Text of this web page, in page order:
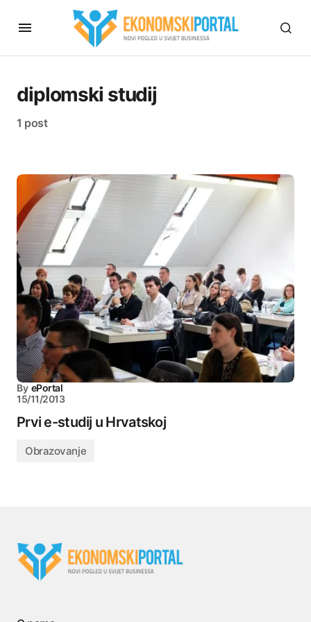
diplomski studij
1 post
By ePortal
15/11/2013
Prvi e-studij u Hrvatskoj
Obrazovanje